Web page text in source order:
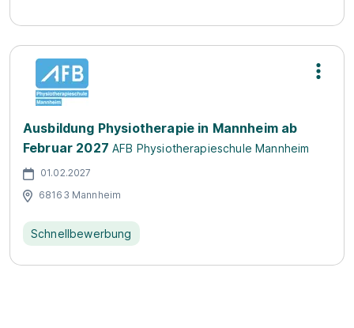
Ausbildung Physiotherapie in Mannheim ab
Februar 2027 AFB Physiotherapieschule Mannheim
01.02.2027
68163 Mannheim
Schnellbewerbung